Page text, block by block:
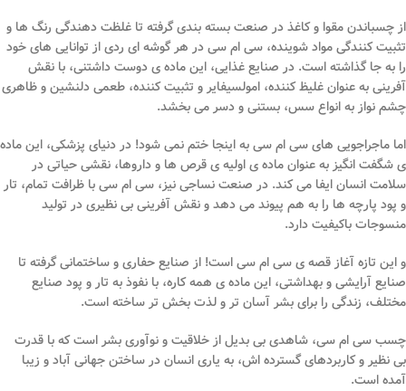
از چسباندن مقوا و کاغذ در صنعت بسته بندی گرفته تا غلظت دهندگی رنگ ها و
تثبیت کنندگی مواد شوینده، سی ام سی در هر گوشه ای ردی از توانایی های خود
را به جا گذاشته است. در صنایع غذایی، این ماده ی دوست داشتنی، با نقش
آفرینی به عنوان غلیظ کننده، امولسیفایر و تثبیت کننده، طعمی دلنشین و ظاهری
چشم نواز به انواع سس، بستنی و دسر می بخشد.
اما ماجراجویی های سی ام سی به اینجا ختم نمی شود! در دنیای پزشکی، این ماده
ی شگفت انگیز به عنوان ماده ی اولیه ی قرص ها و داروها، نقشی حیاتی در
سلامت انسان ایفا می کند. در صنعت نساجی نیز، سی ام سی با ظرافت تمام، تار
و پود پارچه ها را به هم پیوند می دهد و نقش آفرینی بی نظیری در تولید
منسوجات باکیفیت دارد.
و این تازه آغاز قصه ی سی ام سی است! از صنایع حفاری و ساختمانی گرفته تا
صنایع آرایشی و بهداشتی، این ماده ی همه کاره، با نفوذ به تار و پود صنایع
مختلف، زندگی را برای بشر آسان تر و لذت بخش تر ساخته است.
چسب سی ام سی، شاهدی بی بدیل از خلاقیت و نوآوری بشر است که با قدرت
بی نظیر و کاربردهای گسترده اش، به یاری انسان در ساختن جهانی آباد و زیبا
آمده است.